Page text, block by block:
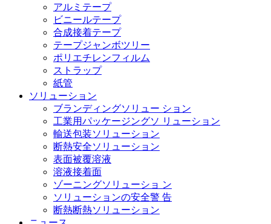
アルミテープ
ビニールテープ
合成接着テープ
テープジャンボツリー
ポリエチレンフィルム
ストラップ
紙管
ソリューション
ブランディングソリュー ション
工業用パッケージングソ リューション
輸送包装ソリューション
断熱安全ソリューション
表面被覆溶液
溶液接着面
ゾーニングソリューショ ン
ソリューションの安全警 告
断熱断熱ソリューション